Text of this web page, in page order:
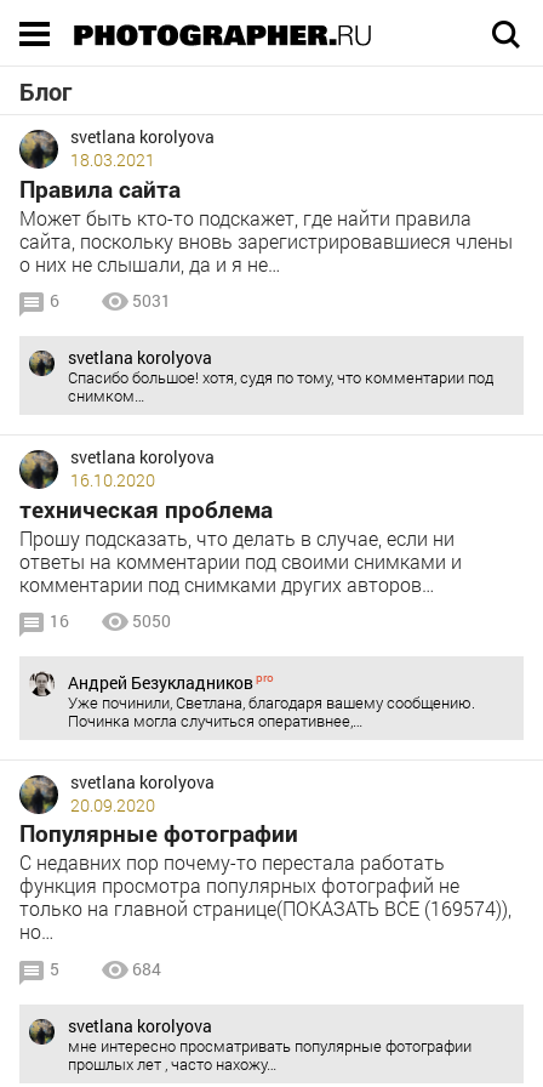
Блог
svetlana korolyova
18.03.2021
Правила сайта
Может быть кто-то подскажет, где найти правила
сайта, поскольку вновь зарегистрировавшиеся члены
о них не слышали, да и я не…
6 5031
svetlana korolyova
Спасибо большое! хотя, судя по тому, что комментарии под
снимком…
svetlana korolyova
16.10.2020
техническая проблема
Прошу подсказать, что делать в случае, если ни
ответы на комментарии под своими снимками и
комментарии под снимками других авторов…
16 5050
Андрей Безукладников
Уже починили, Светлана, благодаря вашему сообщению.
Починка могла случиться оперативнее,…
svetlana korolyova
20.09.2020
Популярные фотографии
С недавних пор почему-то перестала работать
функция просмотра популярных фотографий не
только на главной странице(ПОКАЗАТЬ ВСЕ (169574)),
но…
5 684
svetlana korolyova
мне интересно просматривать популярные фотографии
прошлых лет , часто нахожу…